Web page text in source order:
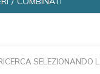
SELEZIONANDO